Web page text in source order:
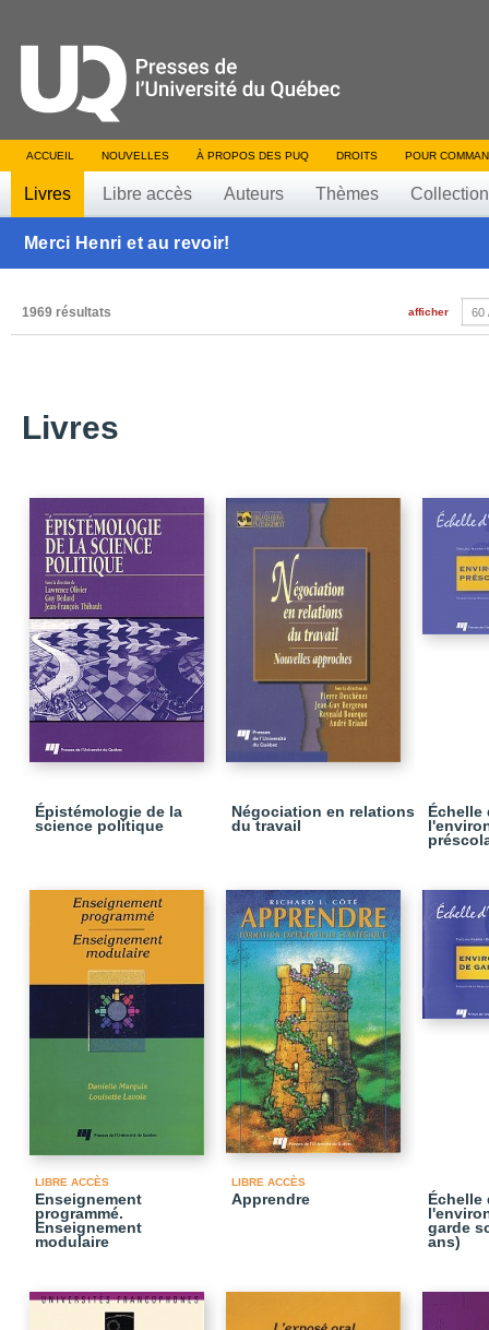
ACCUEIL NOUVELLES À PROPOS DES PUQ DROITS POUR
Livres Libre accès Auteurs Thèmes
Merci Henri et au revoir!
1969 résultats afficher 60
Livres
Épistémologie de la
science politique
Négociation en relations
du travail
Échelle
LIBRE ACCÈS
Enseignement
programmé.
Enseignement
modulaire
LIBRE ACCÈS
Apprendre
Échelle
garde
ans)